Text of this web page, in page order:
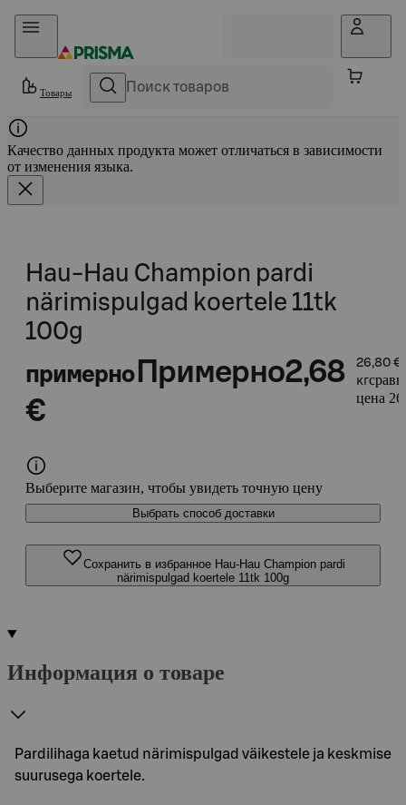
Прыгать в контент
Товары
Качество данных продукта может отличаться в зависимости
от изменения языка.
Hau-Hau Champion pardi
närimispulgad koertele 11tk
100g
примерно Примерно2,68
€
26,80
кг
цена
Выберите магазин, чтобы увидеть точную цену
Выбрать способ доставки
Сохранить в избранное Hau-Hau Champion pardi
närimispulgad koertele 11tk 100g
Информация о товаре
Pardilihaga kaetud närimispulgad väikestele ja keskmise
suurusega koertele.